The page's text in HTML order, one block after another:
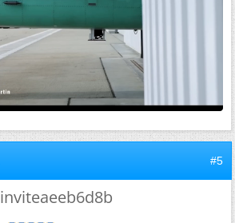
#5
inviteaeeb6d8b